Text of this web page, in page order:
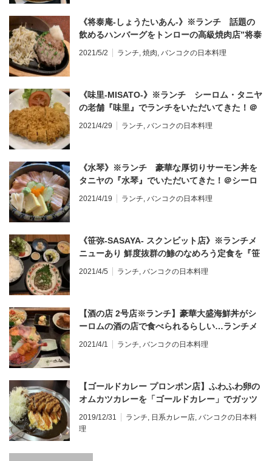
《将泰庵-しょうたいあん-》※ランチ 話題の
飲めるハンバーグをトンローの高級焼肉店”将泰
庵”でいただく！メニュー詳細あり＠トンロー
2021/5/2 ランチ, 焼肉, バンコクの日本料理
《味里-MISATO-》※ランチ シーロム・タニヤ
の老舗『味里』でランチをいただいてきた！＠
2021/4/29 ランチ, バンコクの日本料理
《水琴》※ランチ 豪華な厚切りサーモン丼を
タニヤの『水琴』でいただいてきた！＠シーロ
2021/4/19 ランチ, バンコクの日本料理
《笹弥-SASAYA- スクンビット店》※ランチメ
ニューあり 鮮度抜群の鯵のなめろう定食を『笹
弥』で堪能する！＠トンロー
2021/4/5 ランチ, バンコクの日本料理
【酒の店 2号店※ランチ】豪華大盛海鮮丼がシ
ーロムの酒の店で食べられるらしい…ランチメ
ニュー詳細あり！＠バンコク
2021/4/1 ランチ, バンコクの日本料理
【ゴールドカレー プロンポン店】ふわふわ卵の
オムカツカレーを「ゴールドカレー」でガッツ
リいただく！メニュー詳細あり！＠プロンポン
2019/12/31 ランチ, 日系カレー店, バンコクの日本料
理